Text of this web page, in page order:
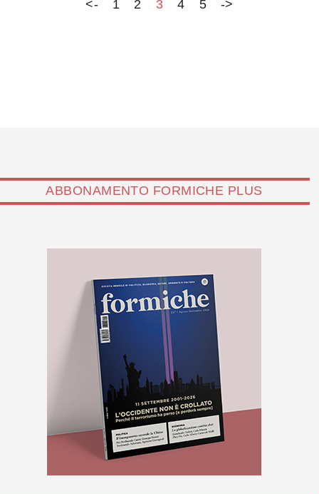
<- 1 2 3 4 5 ->
ABBONAMENTO FORMICHE PLUS